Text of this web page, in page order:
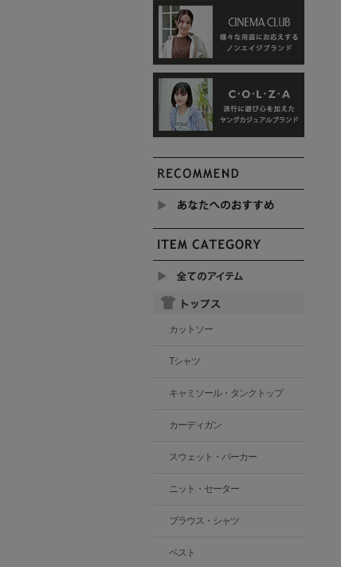
カットソー
Tシャツ
キャミソール・タンクトップ
カーディガン
スウェット・パーカー
ニット・セーター
ブラウス・シャツ
ベスト